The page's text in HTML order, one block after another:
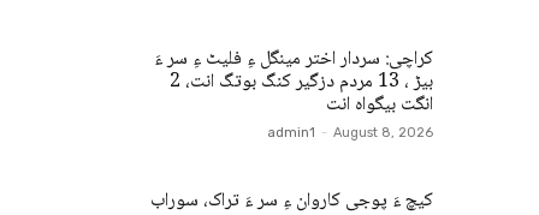
کراچی: سردار اختر مینگل ءِ فلیٹ ءِ سر ءَ
بیڑ ، 13 مردم دزگیر کنگ بوتگ انت، 2
انگت بیگواہ انت
admin1 - August 8, 2026
کیچ ءَ پوجی کاروان ءِ سر ءَ تراک، سوراب